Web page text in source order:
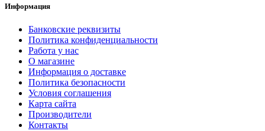
Информация
Банковские реквизиты
Политика конфиденциальности
Работа у нас
О магазине
Информация о доставке
Политика безопасности
Условия соглашения
Карта сайта
Производители
Контакты